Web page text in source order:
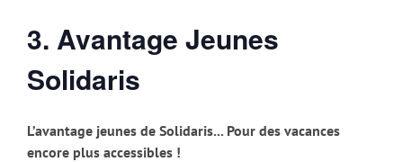
3. Avantage Jeunes
Solidaris
L’avantage jeunes de Solidaris... Pour des vacances
encore plus accessibles !